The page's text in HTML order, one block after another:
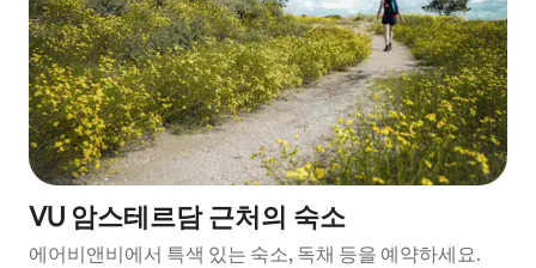
VU 암스테르담 근처의 숙소
에어비앤비에서 특색 있는 숙소, 독채 등을 예약하세요.